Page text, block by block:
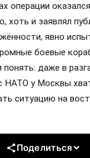
операции
хоть и заявлял
явно
боевые
понять: даже в
НАТО у Москвы
ситуацию на
Поделиться